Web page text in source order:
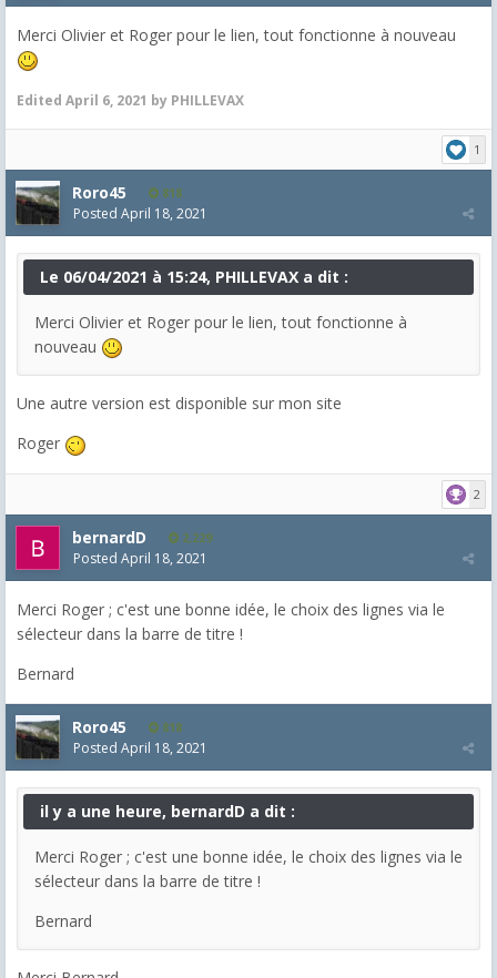
Merci Olivier et Roger pour le lien, tout fonctionne à nouveau
Edited April 6, 2021 by PHILLEVAX
1
Roro45 818
Posted April 18, 2021
Le 06/04/2021 à 15:24, PHILLEVAX a dit :
Merci Olivier et Roger pour le lien, tout fonctionne à
nouveau
Une autre version est disponible sur mon site
Roger
2
bernardD 2,229
Posted April 18, 2021
Merci Roger ; c'est une bonne idée, le choix des lignes via le
sélecteur dans la barre de titre !
Bernard
Roro45 818
Posted April 18, 2021
il y a une heure, bernardD a dit :
Merci Roger ; c'est une bonne idée, le choix des lignes via le
sélecteur dans la barre de titre !
Bernard